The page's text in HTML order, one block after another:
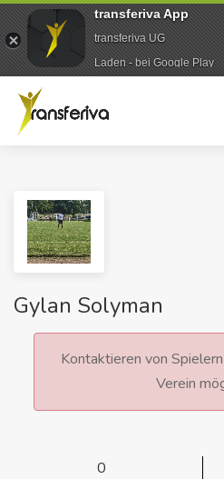
Gylan Solyman
Kontaktieren von
Verein
0
transferiva App
transferiva UG
Laden - bei Google Play